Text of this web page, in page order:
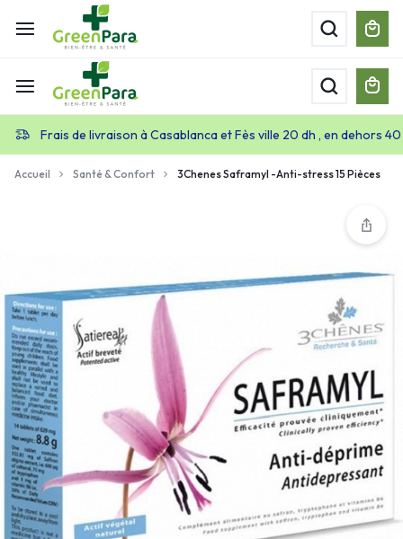
Frais de livraison à Casablanca et Fès ville 20 dh , en dehors
Accueil Santé & Confort 3Chenes Saframyl -Anti-stress 15 Pièces